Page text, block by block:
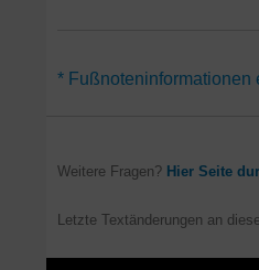
*Für alle M-net Tarife mit
Aufträge in Shops.
* Fußnoteninformationen
Weitere Fragen? Hier Seite
Letzte Textänderungen an